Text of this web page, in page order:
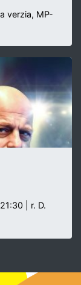
verzia, MP-
| r. D.